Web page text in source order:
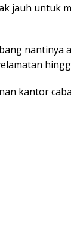
jauh untuk
nantinya
kantor